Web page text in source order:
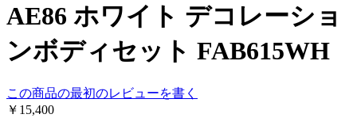
AE86 ホワイト デコレーショ
ンボディセット FAB615WH
この商品の最初のレビューを書く
￥15,400